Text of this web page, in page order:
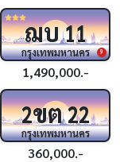
9
ฌบ11
กรุงเทพมหานคร
1,490,000.-
2ขต22
กรุงเทพมหานคร
360,000.-